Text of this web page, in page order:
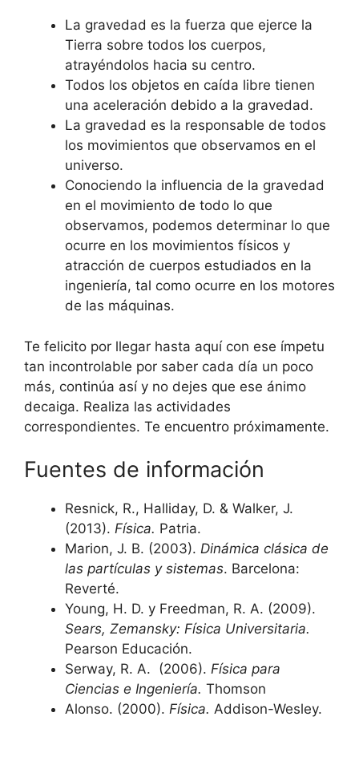
La gravedad es la fuerza que ejerce la
Tierra sobre todos los cuerpos,
atrayéndolos hacia su centro.
Todos los objetos en caída libre tienen
una aceleración debido a la gravedad.
La gravedad es la responsable de todos
los movimientos que observamos en el
universo.
Conociendo la influencia de la gravedad
en el movimiento de todo lo que
observamos, podemos determinar lo que
ocurre en los movimientos físicos y
atracción de cuerpos estudiados en la
ingeniería, tal como ocurre en los motores
de las máquinas.
Te felicito por llegar hasta aquí con ese ímpetu
tan incontrolable por saber cada día un poco
más, continúa así y no dejes que ese ánimo
decaiga. Realiza las actividades
correspondientes. Te encuentro próximamente.
Fuentes de información
Resnick, R., Halliday, D. & Walker, J.
(2013). Física. Patria.
Marion, J. B. (2003). Dinámica clásica de
las partículas y sistemas. Barcelona:
Reverté.
Young, H. D. y Freedman, R. A. (2009).
Sears, Zemansky: Física Universitaria.
Pearson Educación.
Serway, R. A. (2006). Física para
Ciencias e Ingeniería. Thomson
Alonso. (2000). Física. Addison-Wesley.